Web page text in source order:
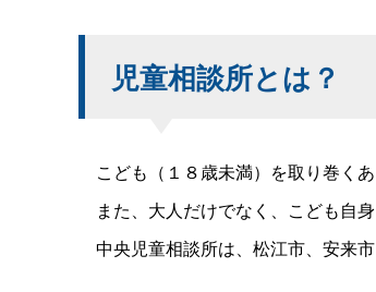
児童相談所とは？
こども（１８歳未満）を取り巻く
また、大人だけでなく、こども自
中央児童相談所は、松江市、安来